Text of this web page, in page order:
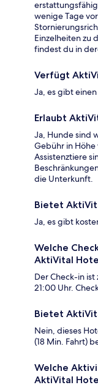
wenige Tage
Einzelheiten zu
findest du in
Verfügt
Ja, es gibt
Erlaubt
Ja, Hunde sind
Gebühr in Höhe
Assistenztiere
die Unterkunft.
Bietet
Ja, es gibt
Welche
AktiVital
Der Check-in
21:00 Uhr.
Bietet
Nein, dieses
(18 Min. Fahrt)
Welche
AktiVital